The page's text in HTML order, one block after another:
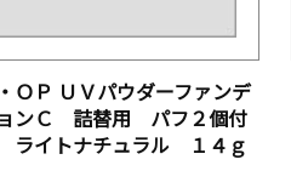
ＯＰ ＵＶパウダーファンデ
ンＣ 詰替用 パフ２個付
ライトナチュラル １４ｇ